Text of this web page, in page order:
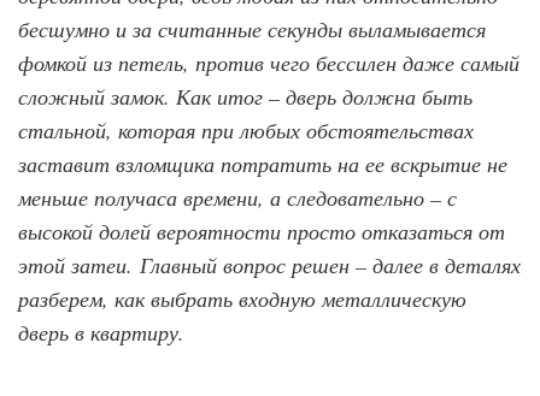
бесшумно и за считанные секунды выламывается
фомкой из петель, против чего бессилен даже самый
сложный замок. Как итог – дверь должна быть
стальной, которая при любых обстоятельствах
заставит взломщика потратить на ее вскрытие не
меньше получаса времени, а следовательно – с
высокой долей вероятности просто отказаться от
этой затеи. Главный вопрос решен – далее в деталях
разберем, как выбрать входную металлическую
дверь в квартиру.